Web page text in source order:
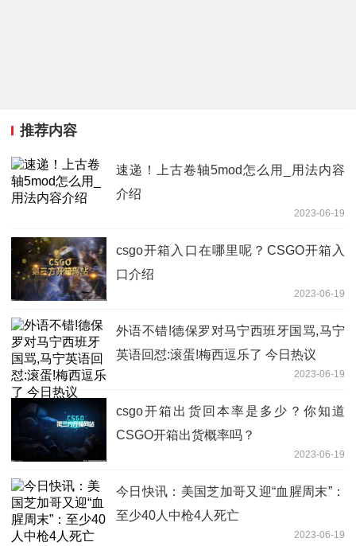
推荐内容
速递！上古卷轴5mod怎么用_用法内容
介绍
2023-06-19
csgo开箱入口在哪里呢？CSGO开箱入
口介绍
2023-06-19
外语不错!德保罗对马宁西班牙国骂,马宁
英语回怼:滚蛋!梅西逗乐了 今日热议
2023-06-19
csgo开箱出货回本率是多少？你知道
CSGO开箱出货概率吗？
2023-06-19
今日快讯：美国芝加哥又迎“血腥周末”：
至少40人中枪4人死亡
2023-06-19